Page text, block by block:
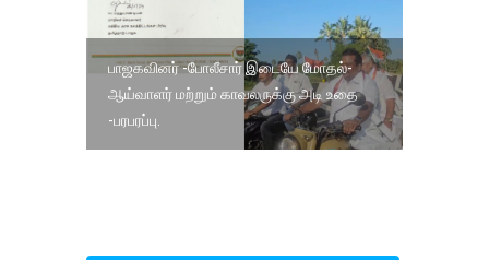
பாஜகவினர் -போலீசார் இடையே மோதல்-
ஆய்வாளர் மற்றும் காவலருக்கு அடி உதை
-பரபரப்பு.